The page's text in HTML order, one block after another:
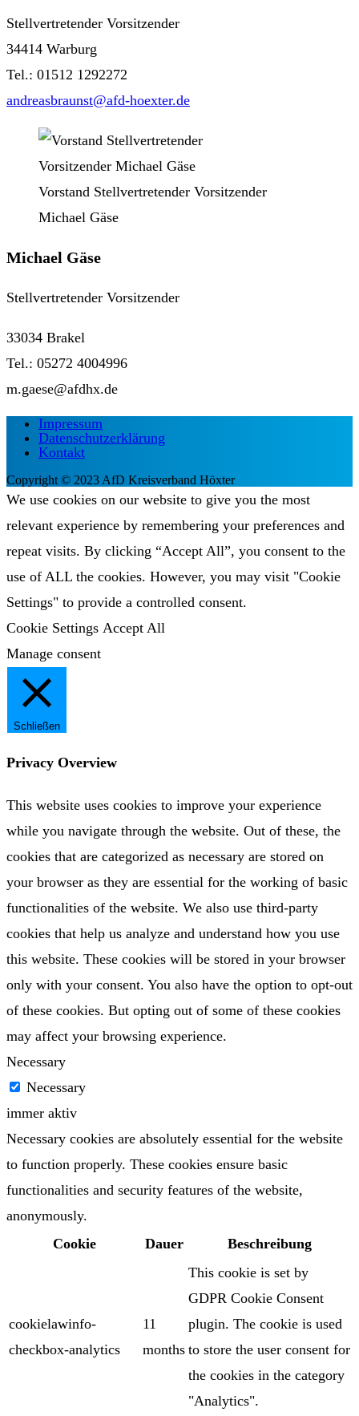
Stellvertretender Vorsitzender
34414 Warburg
Tel.: 01512 1292272
andreasbraunst@afd-hoexter.de
Vorstand Stellvertretender Vorsitzender
Michael Gäse
Michael Gäse
Stellvertretender Vorsitzender
33034 Brakel
Tel.: 05272 4004996
m.gaese@afdhx.de
Impressum
Datenschutzerklärung
Kontakt
Copyright © 2023 AfD Kreisverband Höxter
We use cookies on our website to give you the most
relevant experience by remembering your preferences and
repeat visits. By clicking “Accept All”, you consent to the
use of ALL the cookies. However, you may visit "Cookie
Settings" to provide a controlled consent.
Cookie Settings Accept All
Manage consent
Schließen
Privacy Overview
This website uses cookies to improve your experience
while you navigate through the website. Out of these, the
cookies that are categorized as necessary are stored on
your browser as they are essential for the working of basic
functionalities of the website. We also use third-party
cookies that help us analyze and understand how you use
this website. These cookies will be stored in your browser
only with your consent. You also have the option to opt-out
of these cookies. But opting out of some of these cookies
may affect your browsing experience.
Necessary
Necessary
immer aktiv
Necessary cookies are absolutely essential for the website
to function properly. These cookies ensure basic
functionalities and security features of the website,
anonymously.
Cookie
Dauer Beschreibung
cookielawinfo-
checkbox-analytics
11
months
This cookie is set by
GDPR Cookie Consent
plugin. The cookie is used
to store the user consent for
the cookies in the category
"Analytics".